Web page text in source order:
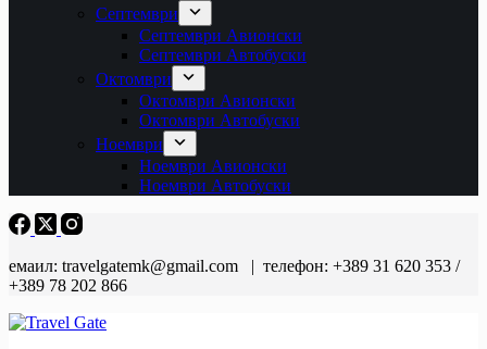
Септември
Септември Авионски
Септември Автобуски
Октомври
Октомври Авионски
Октомври Автобуски
Ноември
Ноември Авионски
Ноември Автобуски
емаил: travelgatemk@gmail.com | телефон: +389 31 620 353 /
+389 78 202 866